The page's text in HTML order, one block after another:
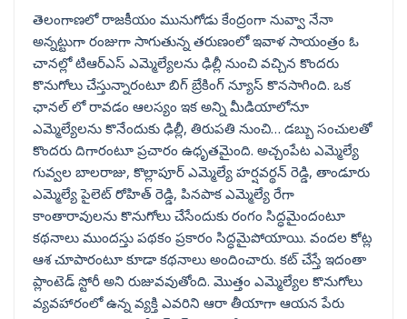
తెలంగాణలో రాజకీయం మునుగోడు కేంద్రంగా నువ్వా నేనా
అన్నట్టుగా రంజుగా సాగుతున్న తరుణంలో ఇవాళ సాయంత్రం ఓ
చానల్లో టిఆర్ఎస్ ఎమ్మెల్యేలను ఢిల్లీ నుంచి వచ్చిన కొందరు
కొనుగోలు చేస్తున్నారంటూ బిగ్ బ్రేకింగ్ న్యూస్ కొనసాగింది. ఒక
ఛానల్ లో రావడం ఆలస్యం ఇక అన్ని మీడియాలోనూ
ఎమ్మెల్యేలను కొనేందుకు ఢిల్లీ, తిరుపతి నుంచి… డబ్బు సంచులతో
కొందరు దిగారంటూ ప్రచారం ఉధృతమైంది. అచ్చంపేట ఎమ్మెల్యే
గువ్వల బాలరాజు, కొల్లాపూర్ ఎమ్మెల్యే హర్షవర్థన్ రెడ్డి, తాండూరు
ఎమ్మెల్యే పైలెట్ రోహిత్ రెడ్డి, పినపాక ఎమ్మెల్యే రేగా
కాంతారావులను కొనుగోలు చేసేందుకు రంగం సిద్ధమైందంటూ
కథనాలు ముందస్తు పథకం ప్రకారం సిద్ధమైపోయాయి. వందల కోట్ల
ఆశ చూపారంటూ కూడా కథనాలు అందించారు. కట్ చేస్తే ఇదంతా
ప్లాంటెడ్ స్టోరీ అని రుజువవుతోంది. మొత్తం ఎమ్మెల్యేల కొనుగోలు
వ్యవహారంలో ఉన్న వ్యక్తి ఎవరిని ఆరా తీయాగా ఆయన పేరు